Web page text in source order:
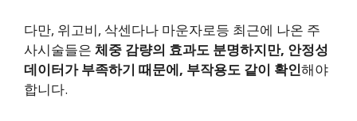
다만, 위고비, 삭센다나 마운자로등 최근에 나온 주
사시술들은 체중 감량의 효과도 분명하지만, 안정성
데이터가 부족하기 때문에, 부작용도 같이 확인해야
합니다.